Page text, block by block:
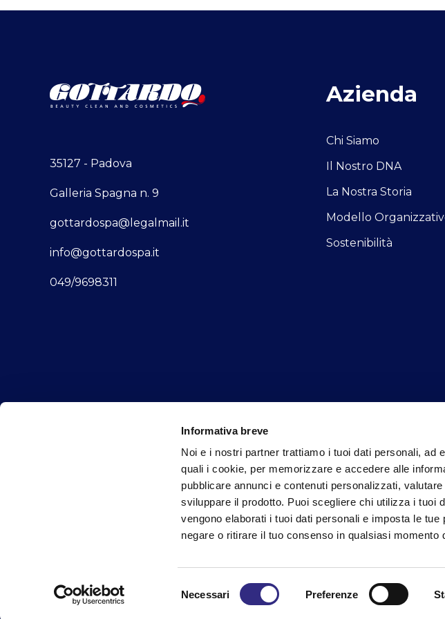
Informativa breve
Noi e i nostri partner trattiamo i tuoi dati personali, ad
quali i cookie, per memorizzare e accedere alle
pubblicare annunci e contenuti personalizzati,
sviluppare il prodotto. Puoi scegliere chi utilizza i tuoi
vengono elaborati i tuoi dati personali e imposta le
negare o ritirare il tuo consenso in qualsiasi momento
del
Necessari Preferenze
35127 - Padova
Galleria Spagna n. 9
gottardospa@legalmail.it
info@gottardospa.it
049/9698311
Azienda
Chi Siamo
Il Nostro DNA
La Nostra Storia
Modello
Sostenibilità
Cookie Policy Whistleblowing Informativa Privacy
2024 GOTTARDO - ALL RIGTHS RESERVED Reg. Impr. PD - C.F - P.IVA